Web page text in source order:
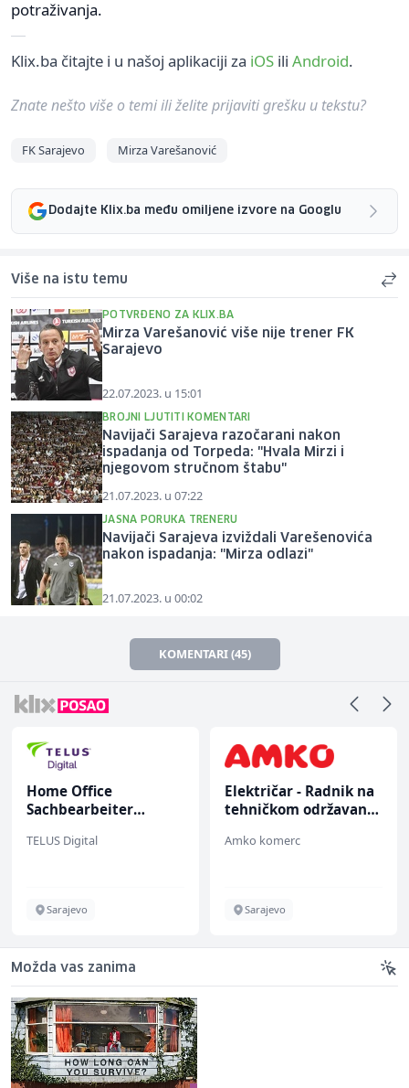
potraživanja.
Klix.ba čitajte i u našoj aplikaciji za iOS ili Android.
Znate nešto više o temi ili želite prijaviti grešku u tekstu?
FK Sarajevo Mirza Varešanović
Dodajte Klix.ba među omiljene izvore na Googlu
Više na istu temu
POTVRĐENO ZA KLIX.BA
Mirza Varešanović više nije trener FK
Sarajevo
22.07.2023. u 15:01
BROJNI LJUTITI KOMENTARI
Navijači Sarajeva razočarani nakon
ispadanja od Torpeda: "Hvala Mirzi i
njegovom stručnom štabu"
21.07.2023. u 07:22
JASNA PORUKA TRENERU
Navijači Sarajeva izviždali Varešenovića
nakon ispadanja: "Mirza odlazi"
21.07.2023. u 00:02
KOMENTARI (45)
Home Office
Sachbearbeiter
bekannten deutschen
TELUS Digital
Sarajevo
Električar - Radnik na
tehničkom održavanju
Amko komerc
Sarajevo
Možda vas zanima